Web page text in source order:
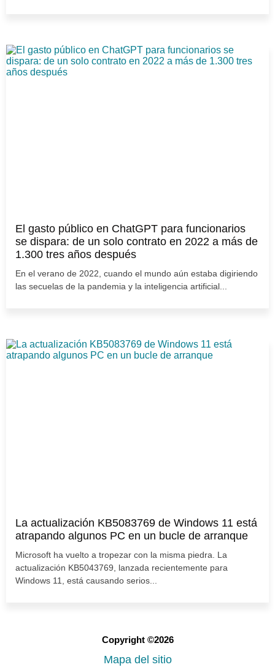
El gasto público en ChatGPT para funcionarios
se dispara: de un solo contrato en 2022 a más de
1.300 tres años después
En el verano de 2022, cuando el mundo aún estaba digiriendo
las secuelas de la pandemia y la inteligencia artificial...
La actualización KB5083769 de Windows 11 está
atrapando algunos PC en un bucle de arranque
Microsoft ha vuelto a tropezar con la misma piedra. La
actualización KB5043769, lanzada recientemente para
Windows 11, está causando serios...
Copyright ©2026
Mapa del sitio